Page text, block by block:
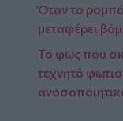
Όταν το
μεταφέρει
Το φως που
τεχνητό